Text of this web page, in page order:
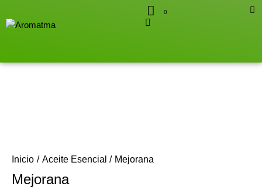
0
Inicio Aceite Esencial Mejorana
Mejorana